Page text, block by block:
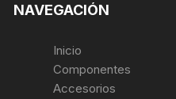
NAVEGACIÓN
Inicio
Componentes
Accesorios